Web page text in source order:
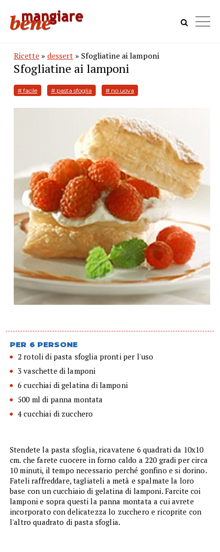
Ricette » dessert » Sfogliatine ai lamponi
Sfogliatine ai lamponi
# facile # pasta sfoglia # no uova
PER 6 PERSONE
2 rotoli di pasta sfoglia pronti per l'uso
3 vaschette di lamponi
6 cucchiai di gelatina di lamponi
500 ml di panna montata
4 cucchiai di zucchero
Stendete la pasta sfoglia, ricavatene 6 quadrati da 10x10
cm. che farete cuocere in forno caldo a 220 gradi per circa
10 minuti, il tempo necessario perché gonfino e si dorino.
Fateli raffreddare, tagliateli a metà e spalmate la loro
base con un cucchiaio di gelatina di lamponi. Farcite coi
lamponi e sopra questi la panna montata a cui avrete
incorporato con delicatezza lo zucchero e ricoprite con
l'altro quadrato di pasta sfoglia.